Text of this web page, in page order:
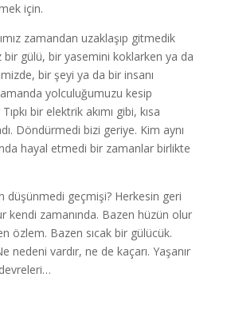
için.
zamandan uzaklaşıp gitmedik
bir gülü, bir yasemini koklarken ya da
bir şeyi ya da bir insanı
yolculuğumuzu kesip
bir elektrik akımı gibi, kısa
Döndürmedi bizi geriye. Kim aynı
hayal etmedi bir zamanlar birlikte
düşünmedi geçmişi? Herkesin geri
kendi zamanında. Bazen hüzün olur
özlem. Bazen sıcak bir gülücük.
nedeni vardır, ne de kaçarı. Yaşanır